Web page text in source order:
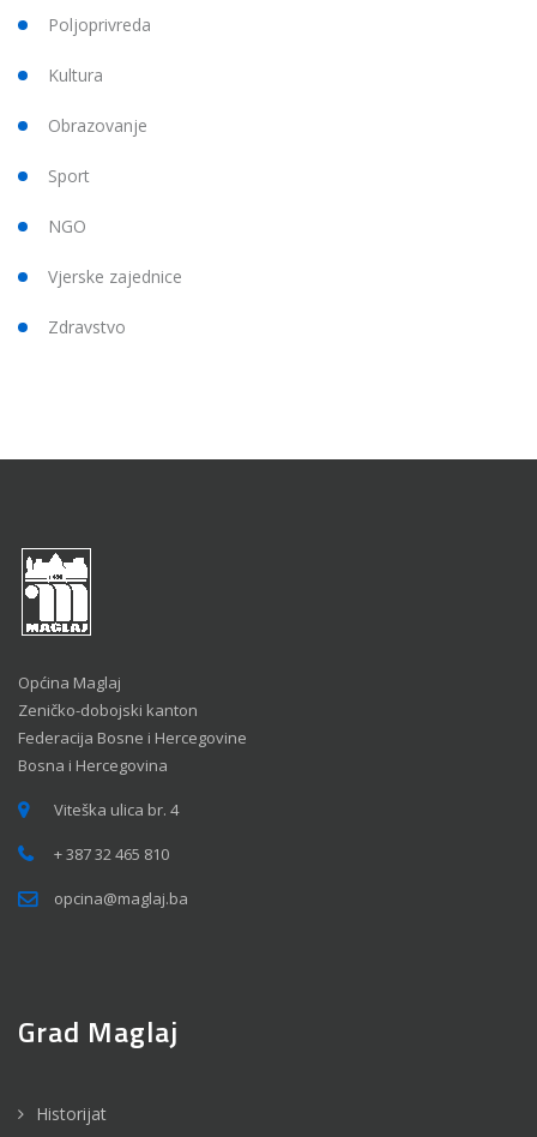
Poljoprivreda
Kultura
Obrazovanje
Sport
NGO
Vjerske zajednice
Zdravstvo
Općina Maglaj
Zeničko-dobojski kanton
Federacija Bosne i Hercegovine
Bosna i Hercegovina
Viteška ulica br. 4
+ 387 32 465 810
opcina@maglaj.ba
Grad Maglaj
Historijat